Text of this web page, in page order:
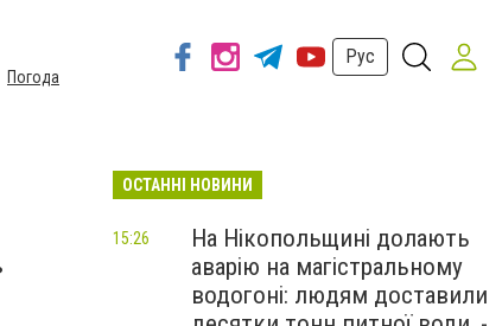
Погода
Рус
ОСТАННІ НОВИНИ
На Нікопольщині долають
аварію на магістральному
водогоні: людям доставили
15:26